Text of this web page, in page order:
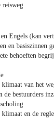
reisweg
Engels (kan
en basiszinnen
behoeften
van het
de bestuurders
en de